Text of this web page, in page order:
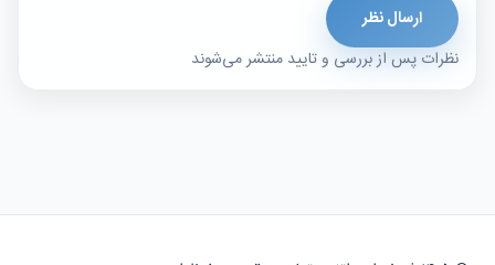
نظرات پس از بررسی و تایید منتشر می‌شوند
ارسال نظر